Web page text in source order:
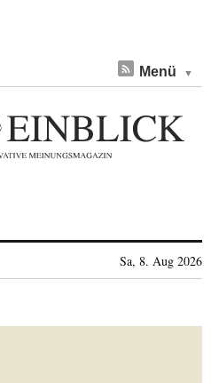
Menü
Sa, 8. Aug 2026